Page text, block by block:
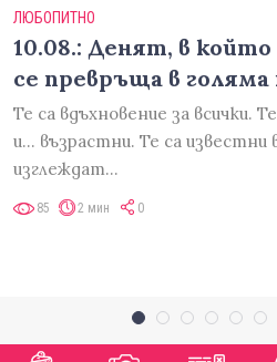
ЛЮБОПИТНО
10.08.: Денят, в
се превръща в
Те са вдъхновение за всички.
и... възрастни. Те са
изглеждат…
85 2 мин 0